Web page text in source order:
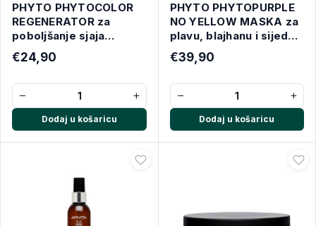
PHYTO PHYTOCOLOR
REGENERATOR za
poboljšanje sjaja
obojane kose 175ML
€24,90
− +
Dodaj u košaricu
PHYTO PHYTOPURPLE
NO YELLOW MASKA za
plavu, blajhanu i sijedu
kosu 200ML
€39,90
− +
Dodaj u košaricu